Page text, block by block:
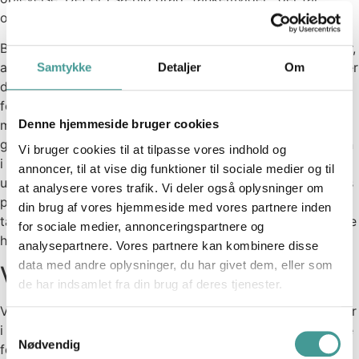
Samtykke Detaljer Om
Denne hjemmeside bruger cookies
Vi bruger cookies til at tilpasse vores indhold og
annoncer, til at vise dig funktioner til sociale medier og til
at analysere vores trafik. Vi deler også oplysninger om
din brug af vores hjemmeside med vores partnere inden
for sociale medier, annonceringspartnere og
analysepartnere. Vores partnere kan kombinere disse
data med andre oplysninger, du har givet dem, eller som
de har indsamlet fra din brug af deres tjenester.
Nødvendig
oplevelsen af balance til at tippe for mange danskere.
Blandt de lønmodtagere, som i høj eller meget høj oplever,
at arbejdet fylder for meget i tankerne, når de holder fri, er
den gennemsnitlige temperatur på
forventningsdimensionen nede på 38 point ud af 100
mulige. Til sammenligning er temperaturen på
gennemsnitligt 70 point blandt dem, der slet ikke eller kun
i ringe grad oplever, at arbejdet fylder i fritiden. Vores
undersøgelse dokumenterer altså, at vi generelt udfordres
på vores oplevelse af balance i arbejdslivet, fordi vi
tænker (for) meget på vores arbejde, når vi egentlig burde
holde fri med familien.
Vi presser os selv
Vores undersøgelse viser også, at hver fjerde lønmodtager
i Danmark i højere grad føler sig presset på grund af egne
forventninger end af forventninger fra henholdsvis, leder